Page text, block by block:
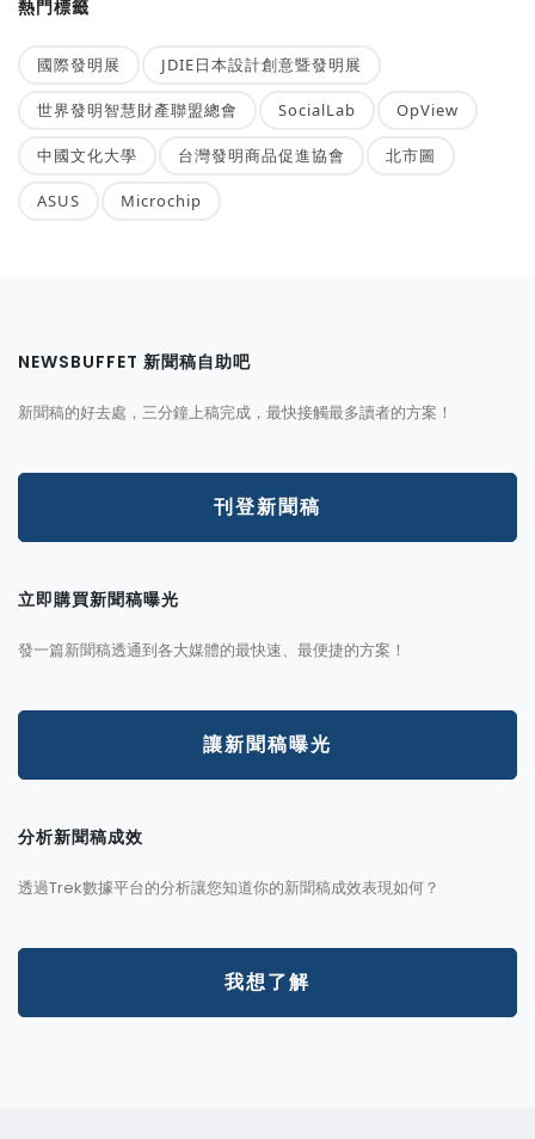
熱門標籤
國際發明展 JDIE日本設計創意暨發明展
世界發明智慧財產聯盟總會 SocialLab OpView
中國文化大學 台灣發明商品促進協會 北市圖
ASUS Microchip
NEWSBUFFET 新聞稿自助吧
新聞稿的好去處，三分鐘上稿完成，最快接觸最多讀者的方案！
刊登新聞稿
立即購買新聞稿曝光
發一篇新聞稿透通到各大媒體的最快速、最便捷的方案！
讓新聞稿曝光
分析新聞稿成效
透過Trek數據平台的分析讓您知道你的新聞稿成效表現如何？
我想了解